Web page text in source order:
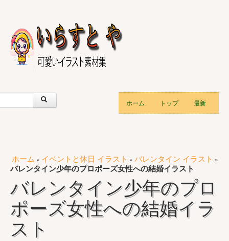
ホーム トップ 最新
ホーム » イベントと休日 イラスト » バレンタイン イラスト »
バレンタイン少年のプロポーズ女性への結婚イラスト
バレンタイン少年のプロ
ポーズ女性への結婚イラ
スト